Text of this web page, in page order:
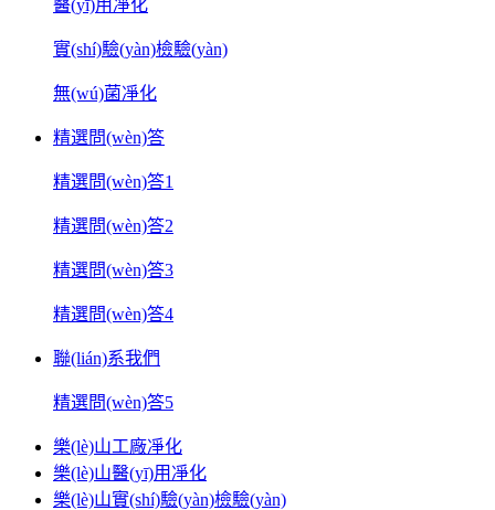
醫(yī)用凈化
實(shí)驗(yàn)檢驗(yàn)
無(wú)菌凈化
精選問(wèn)答
精選問(wèn)答1
精選問(wèn)答2
精選問(wèn)答3
精選問(wèn)答4
聯(lián)系我們
精選問(wèn)答5
樂(lè)山工廠凈化
樂(lè)山醫(yī)用凈化
樂(lè)山實(shí)驗(yàn)檢驗(yàn)